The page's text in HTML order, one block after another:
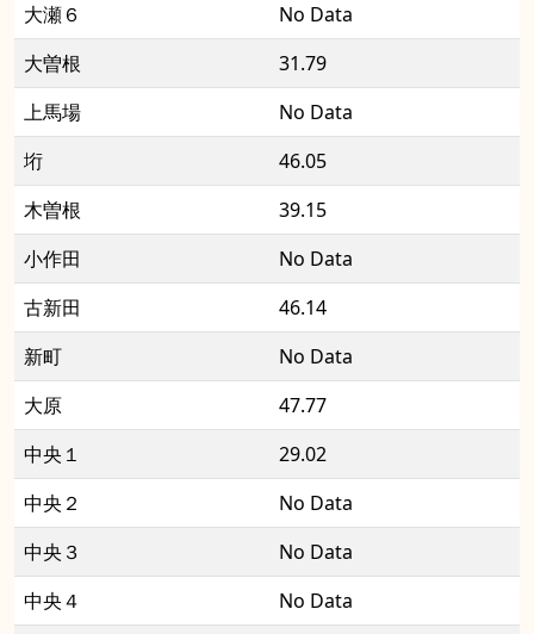
大瀬６
No Data
大曽根
31.79
上馬場
No Data
垳
46.05
木曽根
39.15
小作田
No Data
古新田
46.14
新町
No Data
大原
47.77
中央１
29.02
中央２
No Data
中央３
No Data
中央４
No Data